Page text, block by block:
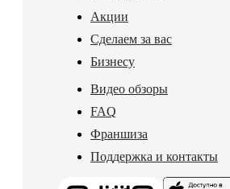
Акции
Сделаем за вас
Бизнесу
Видео обзоры
FAQ
Франшиза
Поддержка и контакты